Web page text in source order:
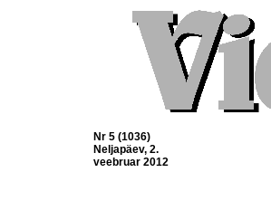
Nr 5 (1036)
Neljapäev, 2.
veebruar 2012